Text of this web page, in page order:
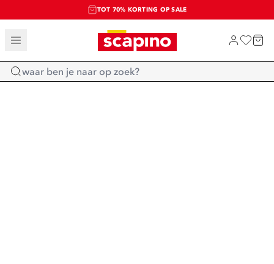
TOT 70% KORTING OP SALE
SALE: LAATSTE KANS!
SHOP NIEUW
Home